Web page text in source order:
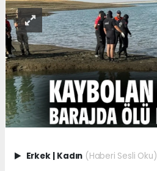
Erkek Kadın (Haberi Sesli Oku)